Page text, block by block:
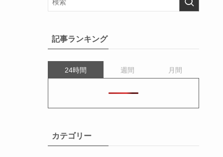
記事ランキング
24時間 週間 月間
カテゴリー